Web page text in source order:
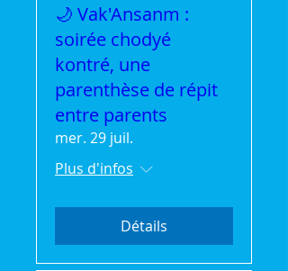
🌙 Vak'Ansanm :
soirée chodyé
kontré, une
parenthèse de répit
entre parents
mer. 29 juil.
Plus d'infos
Détails